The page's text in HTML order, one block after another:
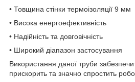
• Товщина стінки термоізоляції 9 мм
• Висока енергоефективність
• Надійність та довговічність
• Широкий діапазон застосування
Використання даної труби
прискорить та значно спростить